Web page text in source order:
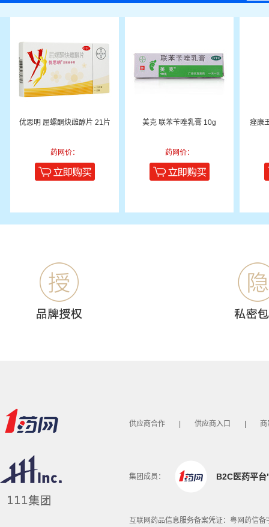
优思明 屈螺酮炔雌醇片 21片
药网价：
美克 联苯苄唑乳膏 10g
药网价：
痤康
供应商合作 供应商入口 商
集团成员： B2C医药平
互联网药品信息服务备案凭证：粤网药信